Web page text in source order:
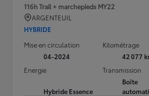
116h Trail + marchepieds MY22
ARGENTEUIL
HYBRIDE
Mise en circulation
04-2024
Kilométrage
42 077
Energie
Hybride Essence
Transmission
Boîte